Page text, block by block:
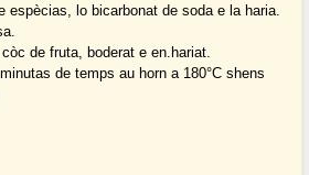
espècias, lo bicarbonat de soda e la haria.
de fruta, boderat e en.hariat.
de temps au horn a 180°C shens